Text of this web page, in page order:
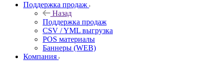
Поддержка продаж
Назад
Поддержка продаж
CSV / YML выгрузка
POS материалы
Баннеры (WEB)
Компания